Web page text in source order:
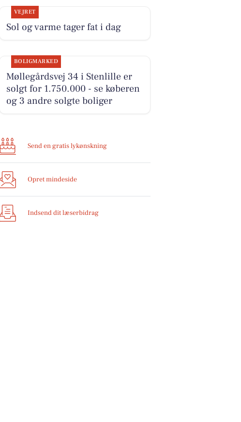
VEJRET
Sol og varme tager fat i dag
BOLIGMARKED
Møllegårdsvej 34 i Stenlille er
solgt for 1.750.000 - se køberen
og 3 andre solgte boliger
Send en gratis lykønskning
Opret mindeside
Indsend dit læserbidrag